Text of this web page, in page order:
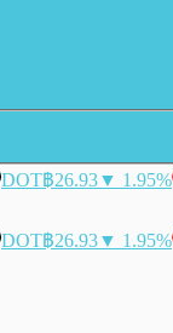
DOT฿26.93▼ 1.95%
DOT฿26.93▼ 1.95%